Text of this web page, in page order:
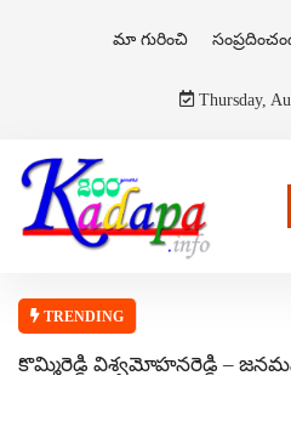
మా గురించి
Thursday,
TRENDING
కొమ్మిరెడ్డి విశ్వమోహనరెడ్డి –